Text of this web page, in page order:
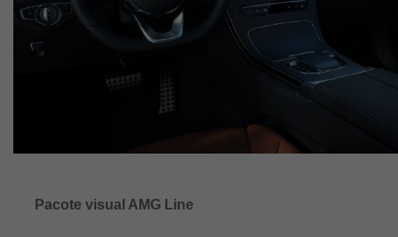
Pacote visual AMG Line